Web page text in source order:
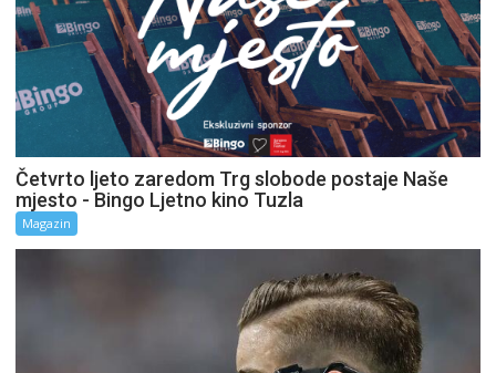
Četvrto ljeto zaredom Trg slobode postaje Naše
mjesto - Bingo Ljetno kino Tuzla
Magazin